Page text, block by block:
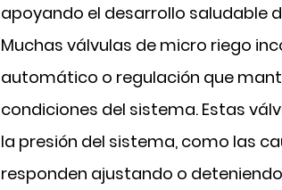
apoyando el desarrollo saludable
Muchas válvulas de micro riego
automático o regulación que
condiciones del sistema. Estas
la presión del sistema, como las
responden ajustando o